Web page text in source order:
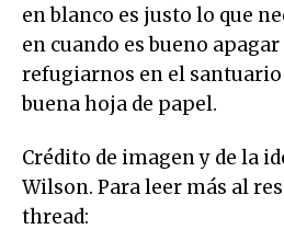
en blanco es justo lo que
en cuando es bueno
refugiarnos en el
buena hoja de papel.
Crédito de imagen y de la
Wilson. Para leer más al
thread: